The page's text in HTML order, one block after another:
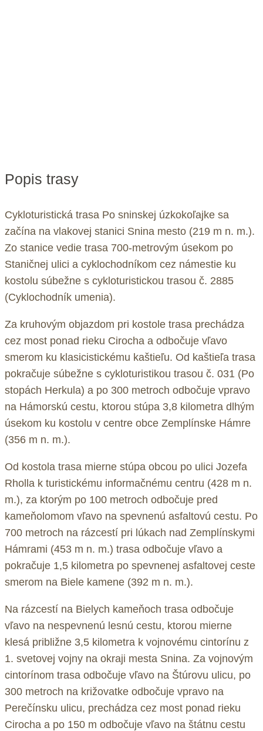
Popis trasy
Cykloturistická trasa Po sninskej úzkokoľajke sa
začína na vlakovej stanici Snina mesto (219 m n. m.).
Zo stanice vedie trasa 700-metrovým úsekom po
Staničnej ulici a cyklochodníkom cez námestie ku
kostolu súbežne s cykloturistickou trasou č. 2885
(Cyklochodník umenia).
Za kruhovým objazdom pri kostole trasa prechádza
cez most ponad rieku Cirocha a odbočuje vľavo
smerom ku klasicistickému kaštieľu. Od kaštieľa trasa
pokračuje súbežne s cykloturistikou trasou č. 031 (Po
stopách Herkula) a po 300 metroch odbočuje vpravo
na Hámorskú cestu, ktorou stúpa 3,8 kilometra dlhým
úsekom ku kostolu v centre obce Zemplínske Hámre
(356 m n. m.).
Od kostola trasa mierne stúpa obcou po ulici Jozefa
Rholla k turistickému informačnému centru (428 m n.
m.), za ktorým po 100 metroch odbočuje pred
kameňolomom vľavo na spevnenú asfaltovú cestu. Po
700 metroch na rázcestí pri lúkach nad Zemplínskymi
Hámrami (453 m n. m.) trasa odbočuje vľavo a
pokračuje 1,5 kilometra po spevnenej asfaltovej ceste
smerom na Biele kamene (392 m n. m.).
Na rázcestí na Bielych kameňoch trasa odbočuje
vľavo na nespevnenú lesnú cestu, ktorou mierne
klesá približne 3,5 kilometra k vojnovému cintorínu z
1. svetovej vojny na okraji mesta Snina. Za vojnovým
cintorínom trasa odbočuje vľavo na Štúrovu ulicu, po
300 metroch na križovatke odbočuje vpravo na
Perečínsku ulicu, prechádza cez most ponad rieku
Cirocha a po 150 m odbočuje vľavo na štátnu cestu